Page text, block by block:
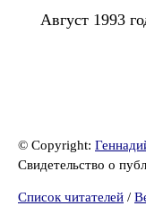
Август 1993
© Copyright:
Свидетельство о
Список читателей /